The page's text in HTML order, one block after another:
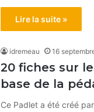
Lire la suite »
idremeau 16
20 fiches sur
base de la
Ce Padlet a été créé